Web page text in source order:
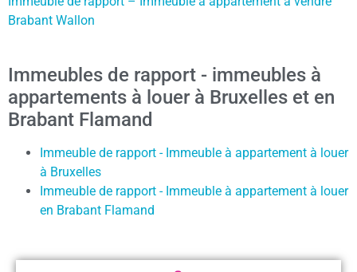
Brabant Wallon
Immeubles de rapport - immeubles à
appartements à louer à Bruxelles et en
Brabant Flamand
Immeuble de rapport - Immeuble à appartement à louer
à Bruxelles
Immeuble de rapport - Immeuble à appartement à louer
en Brabant Flamand